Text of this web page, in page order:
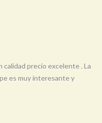
calidad precio excelente . La
es muy interesante y